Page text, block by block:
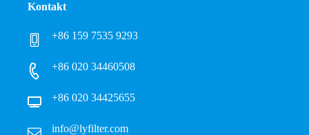
Kontakt
+86 159 7535 9293
+86 020 34460508
+86 020 34425655
info@lyfilter.com